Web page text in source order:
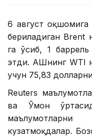
6 август оқшомига
бериладиган Brent
га ўсиб, 1
этди. АҚШнинг WTI
учун 75,83
Reuters
ва Ўмон
кузатмоқдалар.